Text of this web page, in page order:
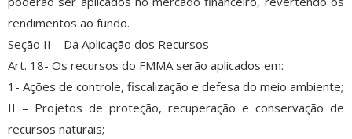
rendimentos ao fundo.
Seção II – Da Aplicação dos Recursos
Art. 18- Os recursos do FMMA serão aplicados em:
1- Ações de controle, fiscalização e defesa do meio ambiente;
II – Projetos de proteção, recuperação e conservação de
recursos naturais;